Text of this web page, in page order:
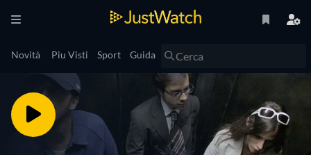
Novità Piu Visti Sport Guida